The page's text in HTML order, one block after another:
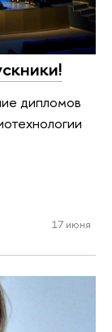
дипломов
17 июня